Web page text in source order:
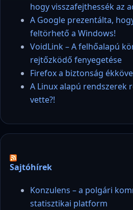
hogy visszafejthessék az
A Google prezentálta,
feltörhető a Windows!
VoidLink – A felhőalapú
rejtőzködő fenyegetése
Firefox a biztonság
A Linux alapú rendszerek
vette?!
Sajtóhírek
Konzulens – a polgári
statisztikai platform